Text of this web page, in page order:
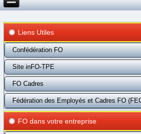
Liens Utiles
Confédération FO
Site inFO-TPE
FO Cadres
Fédération des Employés et Cadres FO
FO dans votre entreprise